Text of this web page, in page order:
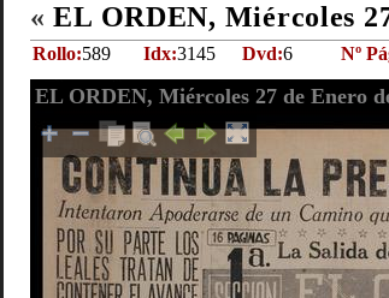
« EL ORDEN, Miércoles
Rollo:589 Idx:3145 Dvd:6 Nº
EL ORDEN, Miércoles 27 de Enero